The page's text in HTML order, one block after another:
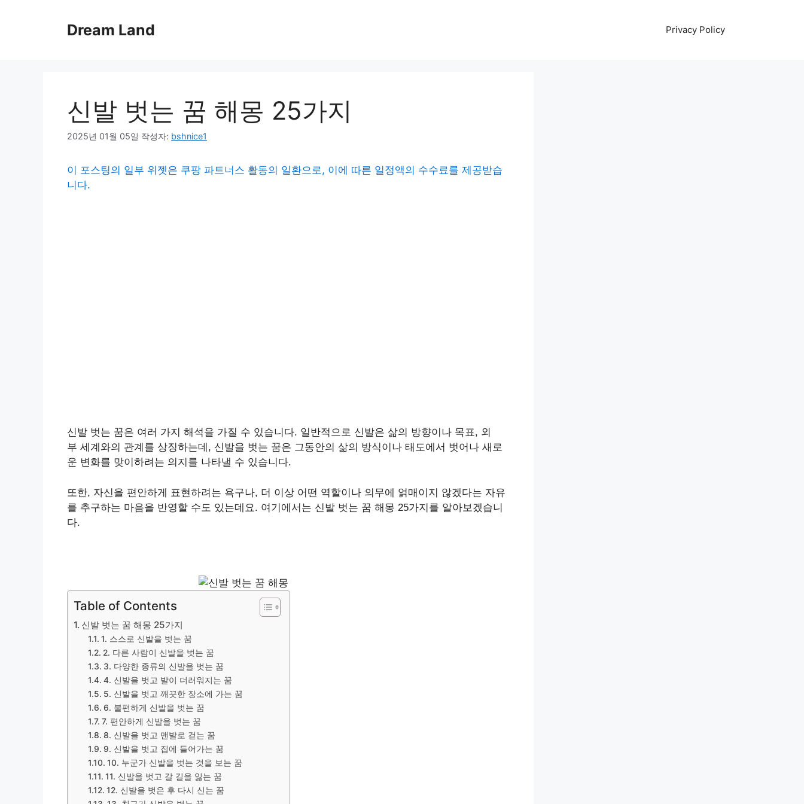
Dream Land Privacy Policy
신발 벗는 꿈 해몽 25가지
2025년 01월 05일 작성자: bshnice1
이 포스팅의 일부 위젯은 쿠팡 파트너스 활동의 일환으로, 이에 따른 일정액의 수수료를 제공받습
니다.
신발 벗는 꿈은 여러 가지 해석을 가질 수 있습니다. 일반적으로 신발은 삶의 방향이나 목표, 외
부 세계와의 관계를 상징하는데, 신발을 벗는 꿈은 그동안의 삶의 방식이나 태도에서 벗어나 새로
운 변화를 맞이하려는 의지를 나타낼 수 있습니다.
또한, 자신을 편안하게 표현하려는 욕구나, 더 이상 어떤 역할이나 의무에 얽매이지 않겠다는 자유
를 추구하는 마음을 반영할 수도 있는데요. 여기에서는 신발 벗는 꿈 해몽 25가지를 알아보겠습니
다.
Table of Contents
신발 벗는 꿈 해몽 25가지
1. 스스로 신발을 벗는 꿈
2. 다른 사람이 신발을 벗는 꿈
3. 다양한 종류의 신발을 벗는 꿈
4. 신발을 벗고 발이 더러워지는 꿈
5. 신발을 벗고 깨끗한 장소에 가는 꿈
6. 불편하게 신발을 벗는 꿈
7. 편안하게 신발을 벗는 꿈
8. 신발을 벗고 맨발로 걷는 꿈
9. 신발을 벗고 집에 들어가는 꿈
10. 누군가 신발을 벗는 것을 보는 꿈
11. 신발을 벗고 갈 길을 잃는 꿈
12. 신발을 벗은 후 다시 신는 꿈